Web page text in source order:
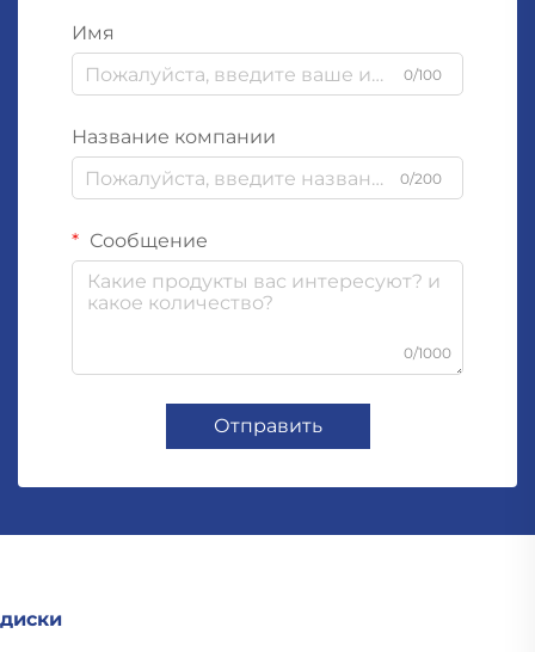
Имя
0/100
Название компании
0/200
Сообщение
0/1000
Отправить
диски